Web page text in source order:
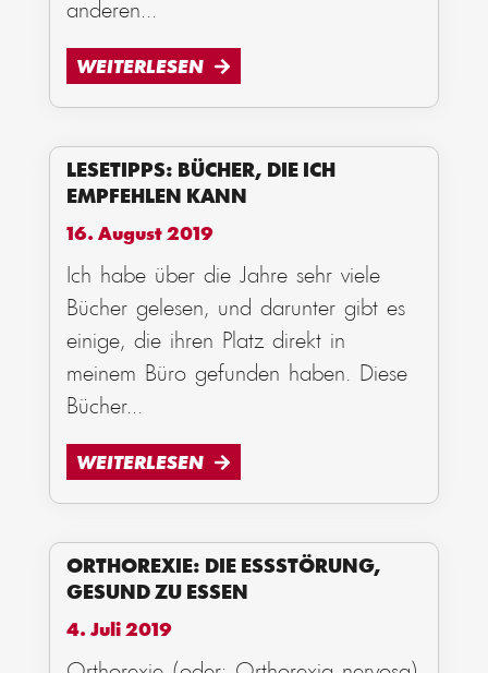
anderen...
WEITERLESEN
LESETIPPS: BÜCHER, DIE ICH
EMPFEHLEN KANN
16. August 2019
Ich habe über die Jahre sehr viele
Bücher gelesen, und darunter gibt es
einige, die ihren Platz direkt in
meinem Büro gefunden haben. Diese
Bücher...
WEITERLESEN
ORTHOREXIE: DIE ESSSTÖRUNG,
GESUND ZU ESSEN
4. Juli 2019